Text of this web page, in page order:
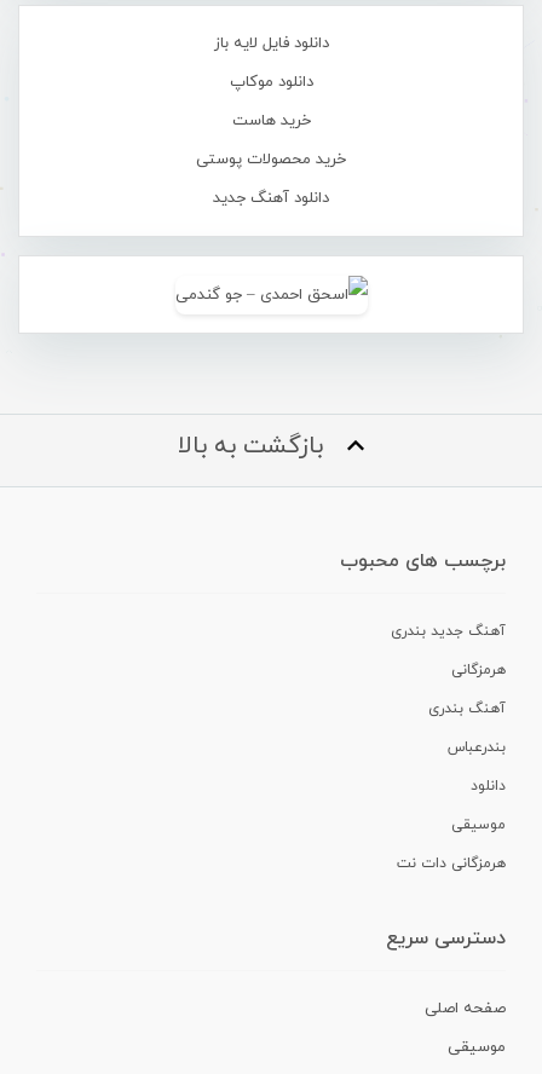
دانلود فایل لایه باز
دانلود موکاپ
خرید هاست
خرید محصولات پوستی
دانلود آهنگ جدید
بازگشت به بالا
برچسب های محبوب
آهنگ جدید بندری
هرمزگانی
آهنگ بندری
بندرعباس
دانلود
موسیقی
هرمزگانی دات نت
دسترسی سریع
صفحه اصلی
موسیقی